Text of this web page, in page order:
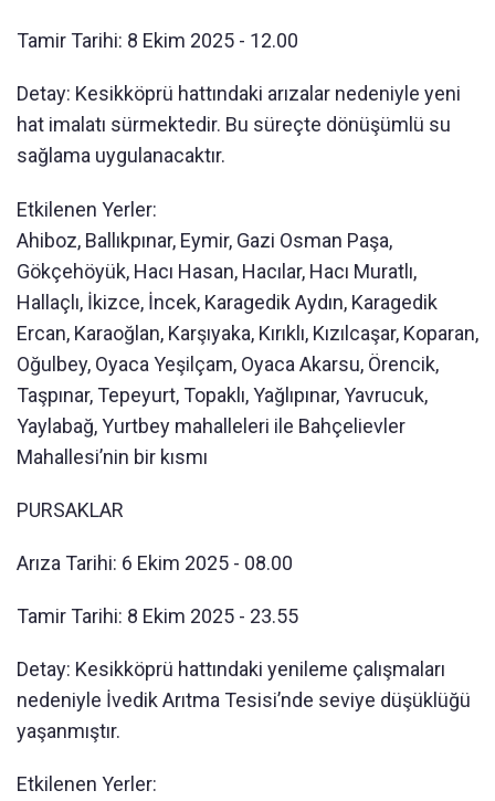
Tamir Tarihi: 8 Ekim 2025 - 12.00
Detay: Kesikköprü hattındaki arızalar nedeniyle yeni
hat imalatı sürmektedir. Bu süreçte dönüşümlü su
sağlama uygulanacaktır.
Etkilenen Yerler:
Ahiboz, Ballıkpınar, Eymir, Gazi Osman Paşa,
Gökçehöyük, Hacı Hasan, Hacılar, Hacı Muratlı,
Hallaçlı, İkizce, İncek, Karagedik Aydın, Karagedik
Ercan, Karaoğlan, Karşıyaka, Kırıklı, Kızılcaşar, Koparan,
Oğulbey, Oyaca Yeşilçam, Oyaca Akarsu, Örencik,
Taşpınar, Tepeyurt, Topaklı, Yağlıpınar, Yavrucuk,
Yaylabağ, Yurtbey mahalleleri ile Bahçelievler
Mahallesi’nin bir kısmı
PURSAKLAR
Arıza Tarihi: 6 Ekim 2025 - 08.00
Tamir Tarihi: 8 Ekim 2025 - 23.55
Detay: Kesikköprü hattındaki yenileme çalışmaları
nedeniyle İvedik Arıtma Tesisi’nde seviye düşüklüğü
yaşanmıştır.
Etkilenen Yerler: